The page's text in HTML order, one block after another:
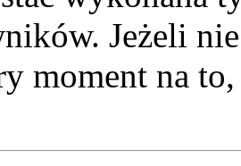
Jeżeli
moment na